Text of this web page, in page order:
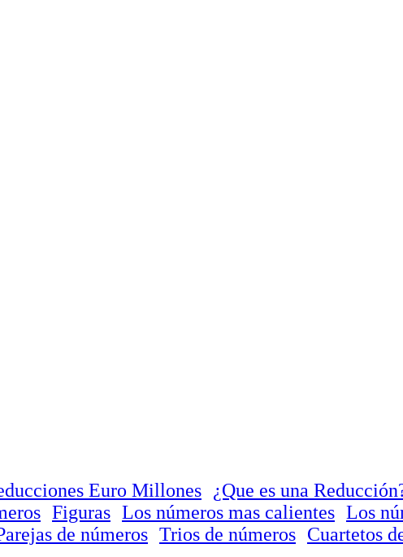
Euro Millones ¿Que es una
Figuras Los números mas calientes Los
de números Trios de números Cuartetos